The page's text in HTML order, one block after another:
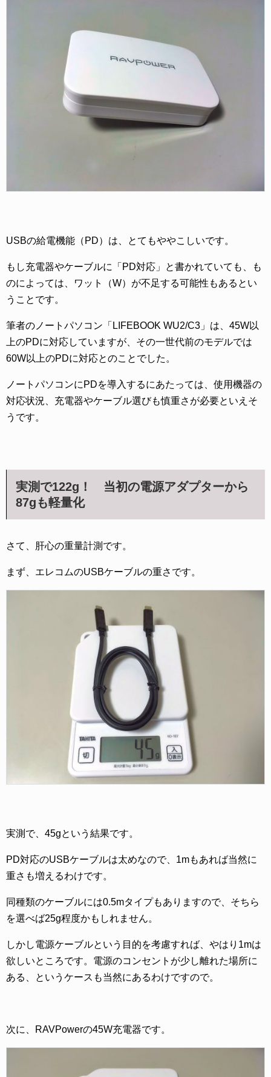
USBの給電機能（PD）は、とてもややこしいです。
もし充電器やケーブルに「PD対応」と書かれていても、も
のによっては、ワット（W）が不足する可能性もあるとい
うことです。
筆者のノートパソコン「LIFEBOOK WU2/C3」は、45W以
上のPDに対応していますが、その一世代前のモデルでは
60W以上のPDに対応とのことでした。
ノートパソコンにPDを導入するにあたっては、使用機器の
対応状況、充電器やケーブル選びも慎重さが必要といえそ
うです。
実測で122g！ 当初の電源アダプターから
87gも軽量化
さて、肝心の重量計測です。
まず、エレコムのUSBケーブルの重さです。
実測で、45gという結果です。
PD対応のUSBケーブルは太めなので、1mもあれば当然に
重さも増えるわけです。
同種類のケーブルには0.5mタイプもありますので、そちら
を選べば25g程度かもしれません。
しかし電源ケーブルという目的を考慮すれば、やはり1mは
欲しいところです。電源のコンセントが少し離れた場所に
ある、というケースも当然にあるわけですので。
次に、RAVPowerの45W充電器です。